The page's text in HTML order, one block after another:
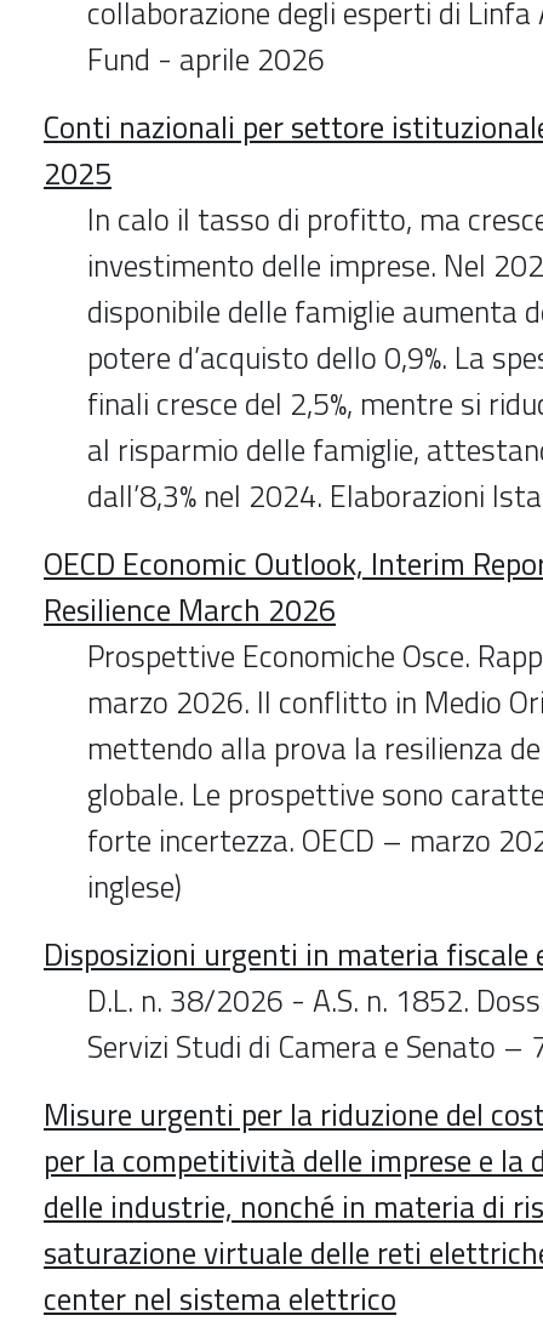
collaborazione degli esperti di Linfa
Fund - aprile 2026
Conti nazionali per settore
2025
In calo il tasso di profitto, ma
investimento delle imprese. Nel
disponibile delle famiglie aumenta
potere d’acquisto dello 0,9%. La
finali cresce del 2,5%, mentre si
al risparmio delle famiglie,
dall’8,3% nel 2024. Elaborazioni
OECD Economic Outlook, Interim
Resilience March 2026
Prospettive Economiche Osce.
marzo 2026. Il conflitto in Medio
mettendo alla prova la resilienza
globale. Le prospettive sono
forte incertezza. OECD – marzo
inglese)
Disposizioni urgenti in materia fiscale
D.L. n. 38/2026 - A.S. n. 1852.
Servizi Studi di Camera e Senato –
Misure urgenti per la riduzione del
per la competitività delle imprese e la
delle industrie, nonché in materia di
saturazione virtuale delle reti
center nel sistema elettrico